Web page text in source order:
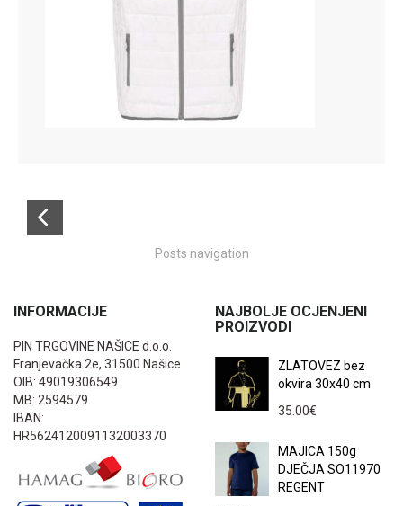
Posts navigation
INFORMACIJE
PIN TRGOVINE NAŠICE d.o.o.
Franjevačka 2e, 31500 Našice
OIB: 49019306549
MB: 2594579
IBAN:
HR5624120091132003370
NAJBOLJE OCJENJENI
PROIZVODI
ZLATOVEZ bez
okvira 30x40 cm
35.00€
MAJICA 150g
DJEČJA SO11970
REGENT